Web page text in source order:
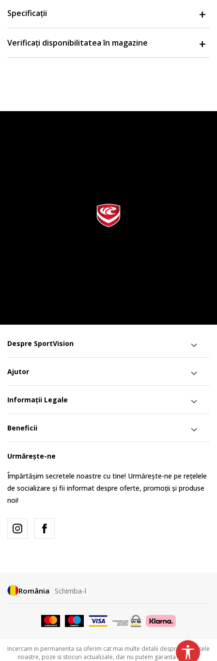
Specificații
Verificați disponibilitatea în magazine
Despre SportVision
Ajutor
Informații Legale
Beneficii
Urmărește-ne
Împărtășim secretele noastre cu tine! Urmărește-ne pe rețelele
de socializare și fii informat despre oferte, promoții și produse
noi!
România Schimba-l
Incercam in permanenta sa oferim cat mai multe detalii despre produsele
noastre, poze si stocuri actualizate, dar nu putem garanta ca toate